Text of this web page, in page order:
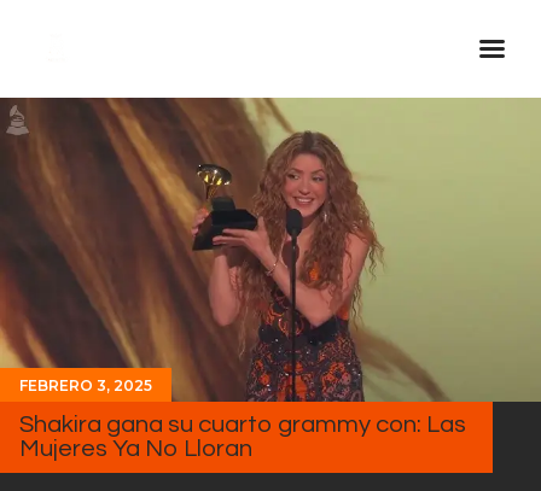
Inicio Real FM
Streaming
En Vivo
Descarga La APP
Programas
Noticias
Equipo
Sobre Nosotros
Contactos
FEBRERO 3, 2025
Shakira gana su cuarto grammy con: Las
Mujeres Ya No Lloran